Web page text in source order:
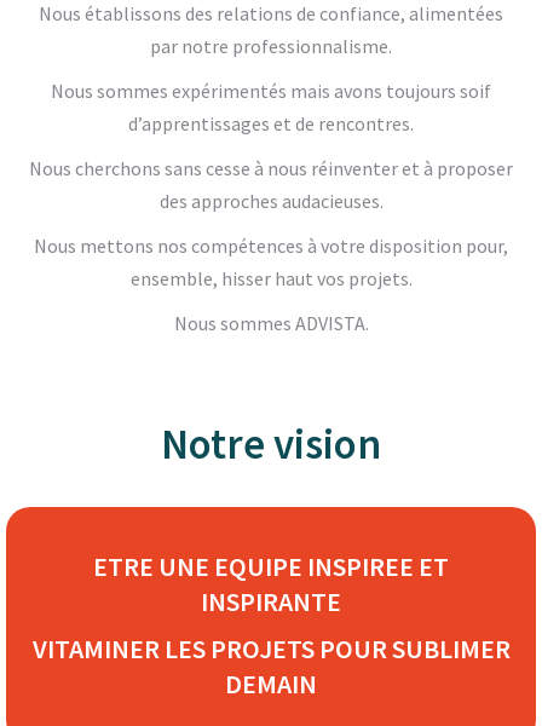
Nous établissons des relations de confiance, alimentées
par notre professionnalisme.
Nous sommes expérimentés mais avons toujours soif
d’apprentissages et de rencontres.
Nous cherchons sans cesse à nous réinventer et à proposer
des approches audacieuses.
Nous mettons nos compétences à votre disposition pour,
ensemble, hisser haut vos projets.
Nous sommes ADVISTA.
Notre vision
ETRE UNE EQUIPE INSPIREE ET
INSPIRANTE
VITAMINER LES PROJETS POUR SUBLIMER
DEMAIN